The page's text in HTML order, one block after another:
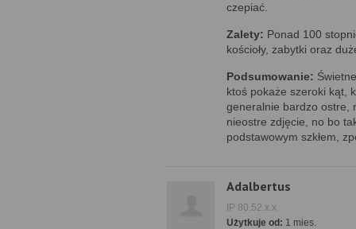
czepiać.
Zalety: Ponad 100
kościoły, zabytki oraz
Podsumowanie:
ktoś pokaże szeroki kąt,
generalnie bardzo ostre,
nieostre zdjęcie, no bo
podstawowym szkłem,
Adalbertus
IP 80.52.x.x
Użytkuje od: 1 mies.